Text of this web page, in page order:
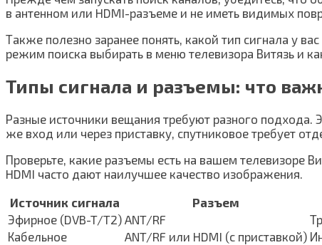
в антенном или HDMI-разъеме и не иметь видимых
Также полезно заранее понять, какой тип сигнала у
режим поиска выбирать в меню телевизора Витязь и
Типы сигнала и разъемы: что
Разные источники вещания требуют разного подхода.
же вход или через приставку, спутниковое требует
Проверьте, какие разъемы есть на вашем телевизоре
HDMI часто дают наилучшее качество изображения.
Источник сигнала
Разъем
Эфирное (DVB-T/T2) ANT/RF
Кабельное
ANT/RF или HDMI (с приставкой)